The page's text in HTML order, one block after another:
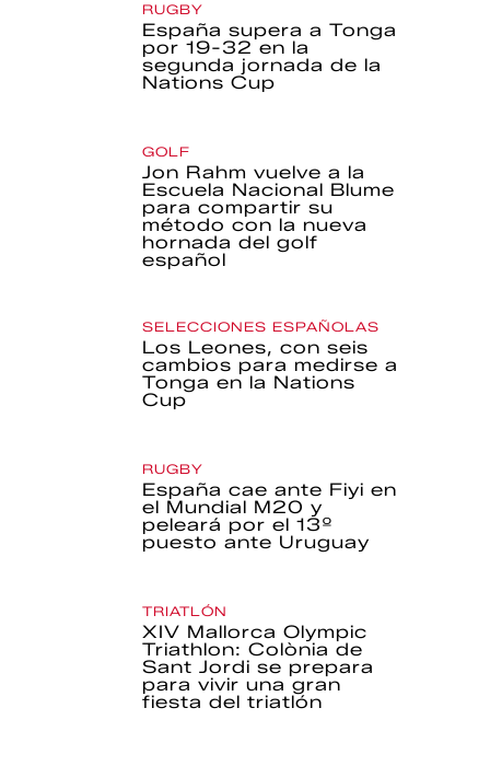
RUGBY
España supera a Tonga
por 19-32 en la
segunda jornada de la
Nations Cup
GOLF
Jon Rahm vuelve a la
Escuela Nacional Blume
para compartir su
método con la nueva
hornada del golf
español
SELECCIONES ESPAÑOLAS
Los Leones, con seis
cambios para medirse a
Tonga en la Nations
Cup
RUGBY
España cae ante Fiyi en
el Mundial M20 y
peleará por el 13º
puesto ante Uruguay
TRIATLÓN
XIV Mallorca Olympic
Triathlon: Colònia de
Sant Jordi se prepara
para vivir una gran
fiesta del triatlón